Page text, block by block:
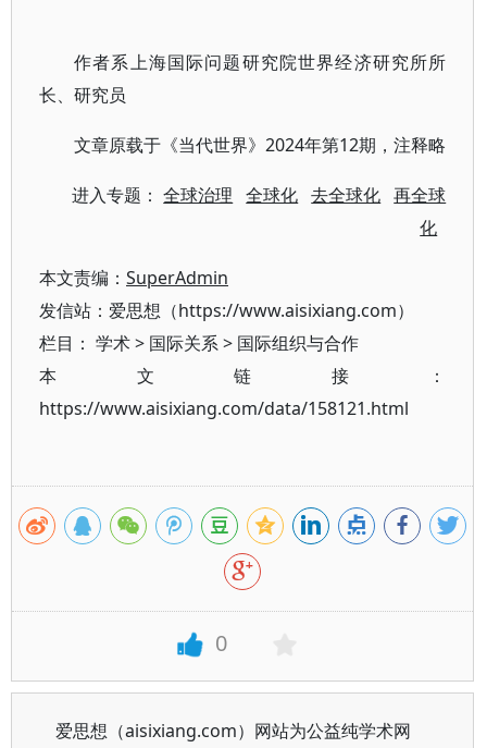
作者系上海国际问题研究院世界经济研究所所
长、研究员
文章原载于《当代世界》2024年第12期，注释略
进入专题：全球治理 全球化 去全球化 再全球
化
本文责编： SuperAdmin
发信站：爱思想（https://www.aisixiang.com）
栏目： 学术> 国际关系> 国际组织与合作
本文链接：
https://www.aisixiang.com/data/158121.html
0
爱思想（aisixiang.com）网站为公益纯学术网